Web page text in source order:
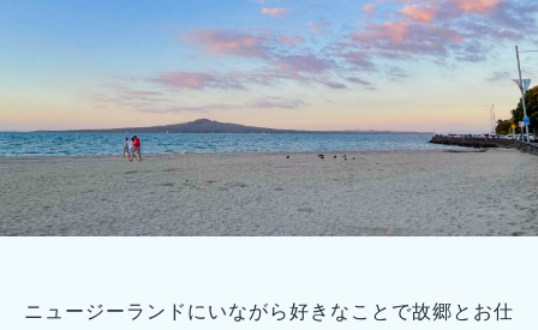
ニュージーランドにいながら好きなことで故郷とお仕